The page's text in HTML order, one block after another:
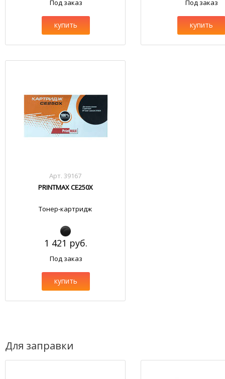
Под заказ
купить
Под заказ
купить
Арт. 39167
PRINTMAX CE250X
Тонер-картридж
1 421 руб.
Под заказ
купить
Для заправки